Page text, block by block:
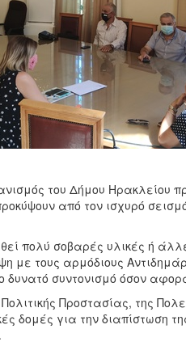
του Δήμου Ηρακλείου
από τον ισχυρό
πολύ σοβαρές υλικές ή
με τους αρμόδιους
δυνατό συντονισμό όσον
Προστασίας, της
δομές για την διαπίστωση